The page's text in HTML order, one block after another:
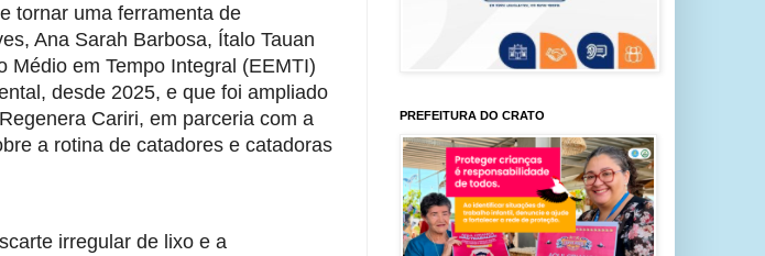
tornar uma ferramenta de
Ana Sarah Barbosa, Ítalo Tauan
Médio em Tempo Integral (EEMTI)
desde 2025, e que foi ampliado
Cariri, em parceria com a
a rotina de catadores e catadoras
irregular de lixo e a
PREFEITURA DO CRATO